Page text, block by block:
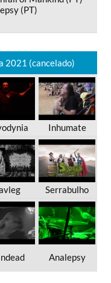
(PT)
2021 (cancelado)
Inhumate
Serrabulho
Analepsy